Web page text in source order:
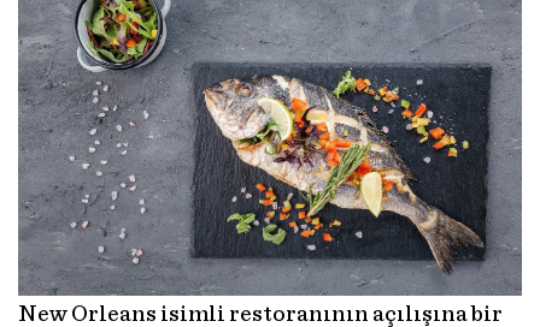
New Orleans isimli restoranının açılışına bir